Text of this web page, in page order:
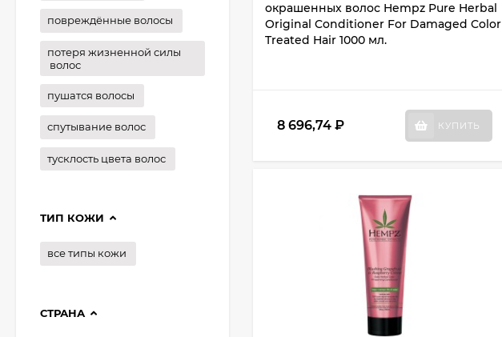
окрашенных волос Hempz Pure Herbal
Original Conditioner For Damaged Color
Treated Hair 1000 мл.
8 696,74 ₽ КУПИТЬ
повреждённые волосы
потеря жизненной силы
волос
пушатся волосы
спутывание волос
тусклость цвета волос
ТИП КОЖИ
все типы кожи
СТРАНА